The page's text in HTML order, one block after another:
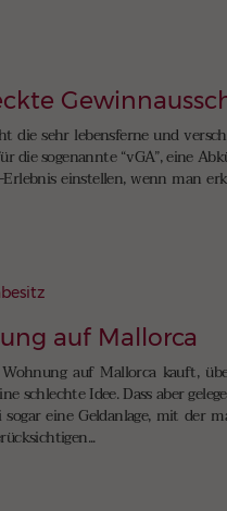
die sehr lebensferne und
die sogenannte “vGA”, eine
einstellen, wenn man
auf Mallorca
auf Mallorca kauft,
schlechte Idee. Dass aber
eine Geldanlage, mit der